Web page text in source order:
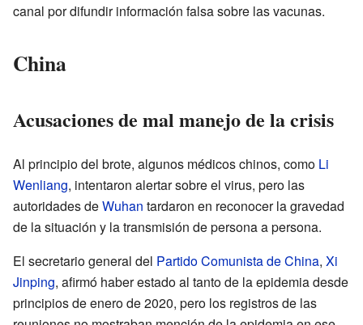
canal por difundir información falsa sobre las vacunas.
China
Acusaciones de mal manejo de la crisis
Al principio del brote, algunos médicos chinos, como Li
Wenliang, intentaron alertar sobre el virus, pero las
autoridades deWuhan tardaron en reconocer la gravedad
de la situación y la transmisión de persona a persona.
El secretario general del Partido Comunista de China, Xi
Jinping, afirmó haber estado al tanto de la epidemia desde
principios de enero de 2020, pero los registros de las